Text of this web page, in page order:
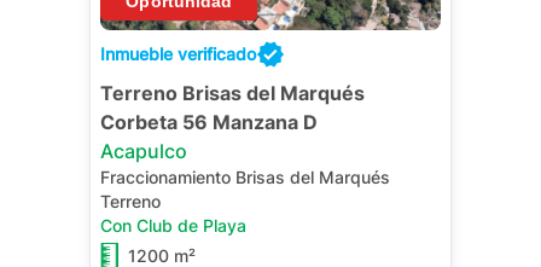
Inmueble verificado
Terreno Brisas del Marqués
Corbeta 56 Manzana D
Acapulco
Fraccionamiento Brisas del Marqués
Terreno
Con Club de Playa
1200 m²